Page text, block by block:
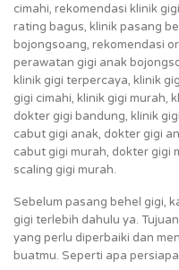
cimahi, rekomendasi klinik
rating bagus, klinik pasang
bojongsoang, rekomendasi
perawatan gigi anak
klinik gigi terpercaya, klinik
gigi cimahi, klinik gigi murah,
dokter gigi bandung, klinik
cabut gigi anak, dokter gigi
cabut gigi murah, dokter gigi
scaling gigi murah.
Sebelum pasang behel gigi,
gigi terlebih dahulu ya.
yang perlu diperbaiki dan
buatmu. Seperti apa